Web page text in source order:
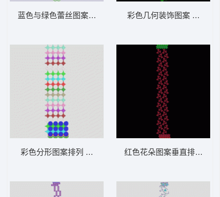
蓝色与绿色蕾丝图案重复排列 窗帘
彩色分形图案排列 窗帘
彩色几何装饰图案 窗帘
红色花朵图案垂直排列 窗帘